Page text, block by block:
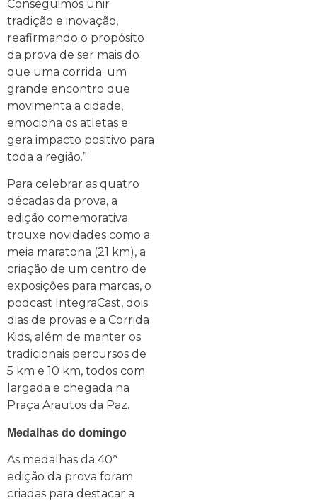
Conseguimos unir
tradição e inovação,
reafirmando o propósito
da prova de ser mais do
que uma corrida: um
grande encontro que
movimenta a cidade,
emociona os atletas e
gera impacto positivo para
toda a região.”
Para celebrar as quatro
décadas da prova, a
edição comemorativa
trouxe novidades como a
meia maratona (21 km), a
criação de um centro de
exposições para marcas, o
podcast IntegraCast, dois
dias de provas e a Corrida
Kids, além de manter os
tradicionais percursos de
5 km e 10 km, todos com
largada e chegada na
Praça Arautos da Paz.
Medalhas do domingo
As medalhas da 40ª
edição da prova foram
criadas para destacar a